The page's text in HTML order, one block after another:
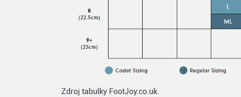
Zdroj tabulky FootJoy.co.uk.